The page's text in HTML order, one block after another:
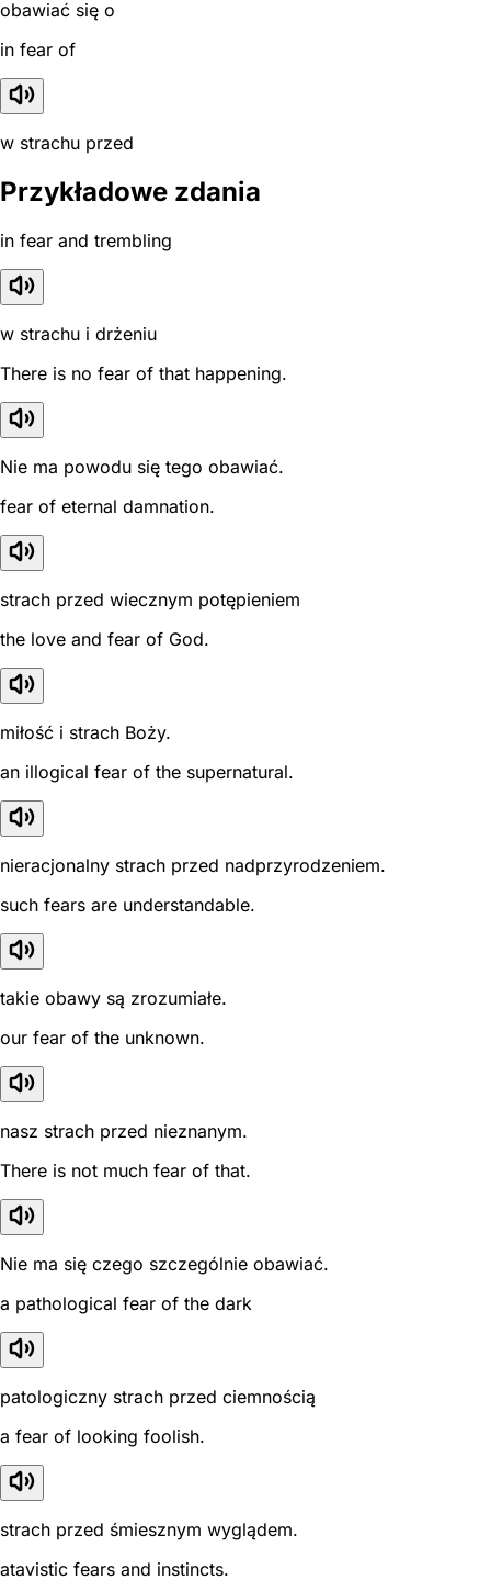
obawiać się o
in fear of
w strachu przed
Przykładowe zdania
in fear and trembling
w strachu i drżeniu
There is no fear of that happening.
Nie ma powodu się tego obawiać.
fear of eternal damnation.
strach przed wiecznym potępieniem
the love and fear of God.
miłość i strach Boży.
an illogical fear of the supernatural.
nieracjonalny strach przed nadprzyrodzeniem.
such fears are understandable.
takie obawy są zrozumiałe.
our fear of the unknown.
nasz strach przed nieznanym.
There is not much fear of that.
Nie ma się czego szczególnie obawiać.
a pathological fear of the dark
patologiczny strach przed ciemnością
a fear of looking foolish.
strach przed śmiesznym wyglądem.
atavistic fears and instincts.